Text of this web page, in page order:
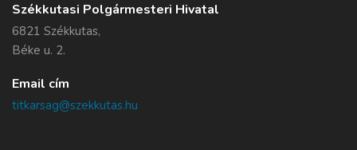
Székkutasi Polgármesteri Hivatal
6821 Székkutas,
Béke u. 2.
Email cím
titkarsag@szekkutas.hu